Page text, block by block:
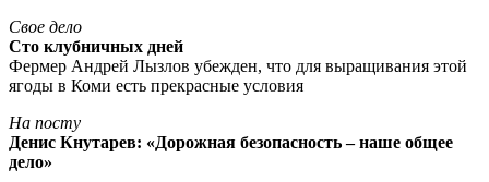
Свое дело
Сто клубничных дней
Фермер Андрей Лызлов убежден, что для выращивания этой
ягоды в Коми есть прекрасные условия
На посту
Денис Кнутарев: «Дорожная безопасность – наше общее
дело»